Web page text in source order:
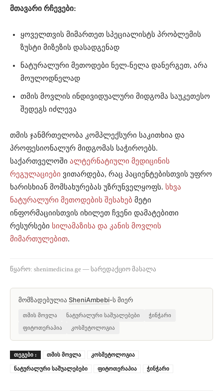
მთავარი რჩევები:
ყოველთვის მიმართეთ სპეციალისტს პრობლემის
ზუსტი მიზეზის დასადგენად
ნატურალური მეთოდები ნელ-ნელა დანერგეთ, არა
მოულოდნელად
თმის მოვლის ინდივიდუალური მიდგომა საუკეთესო
შედეგს იძლევა
თმის ჯანმრთელობა კომპლექსური საკითხია და
პროფესიონალურ მიდგომას საჭიროებს.
საქართველოში ალტერნატიული მედიცინის
რეგულაციები ვითარდება, რაც პაციენტებისთვის უფრო
ხარისხიან მომსახურებას უზრუნველყოფს. სხვა
ნატურალური მეთოდების შესახებ მეტი
ინფორმაციისთვის იხილეთ ჩვენი დამატებითი
რესურსები სილამაზისა და კანის მოვლის
მიმართულებით.
წყარო: shenimedicina.ge — სარედაქციო მასალა
მომზადებულია SheniAmbebi-ს მიერ
თმის მოვლა ნატურალური საშუალებები
ჭინჭარი
ფიტოთერაპია
კოსმეტოლოგია
ᲗᲔᲒᲔᲑᲘ : თმის მოვლა კოსმეტოლოგია
ნატურალური საშუალებები ფიტოთერაპია ჭინჭარი